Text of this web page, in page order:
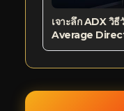
เจาะลึก ADX วิ
Average